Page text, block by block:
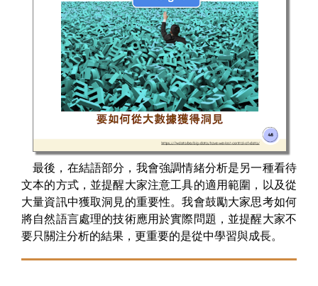
最後，在結語部分，我會強調情緒分析是另一種看待
文本的方式，並提醒大家注意工具的適用範圍，以及從
大量資訊中獲取洞見的重要性。我會鼓勵大家思考如何
將自然語言處理的技術應用於實際問題，並提醒大家不
要只關注分析的結果，更重要的是從中學習與成長。